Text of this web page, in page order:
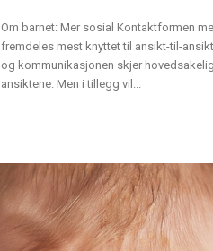
Om barnet: Mer sosial Kontaktformen
fremdeles mest knyttet til ansikt-til-
og kommunikasjonen skjer
ansiktene. Men i tillegg vil...